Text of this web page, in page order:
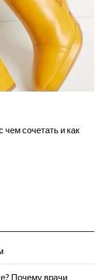
чем сочетать и как
Почему врачи